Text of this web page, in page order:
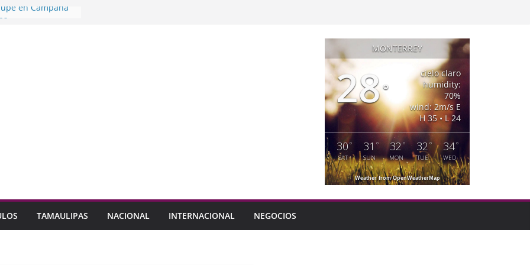
en Campaña
1,800 Pymes
taller para
en procesos
de 24 horas
MONTERREY
28°
cielo claro
humidity:
70%
wind: 2m/s E
H 35 • L 24
30°
SAT
31°
SUN
32°
MON
32 °
TUE
34°
WED
Weather from OpenWeatherMap
TAMAULIPAS NACIONAL INTERNACIONAL NEGOCIOS